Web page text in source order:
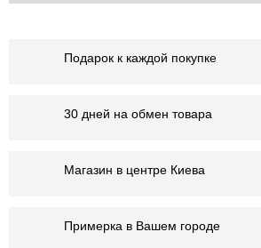
Подарок к каждой покупке
30 дней на обмен товара
Магазин в центре Киева
Примерка в Вашем городе